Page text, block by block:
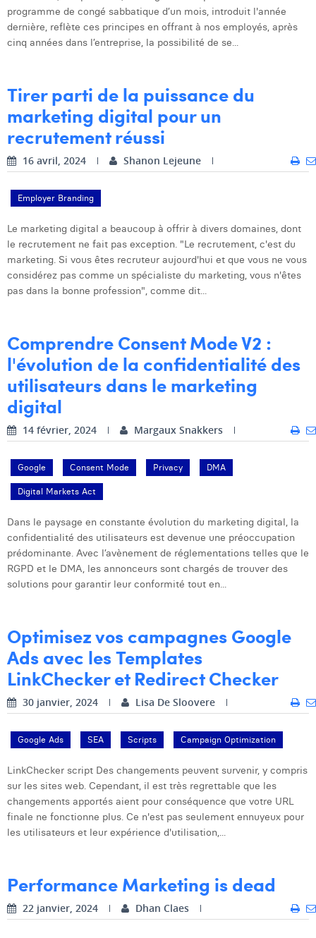
programme de congé sabbatique d’un mois, introduit l'année
dernière, reflète ces principes en offrant à nos employés, après
cinq années dans l’entreprise, la possibilité de se...
Tirer parti de la puissance du
marketing digital pour un
recrutement réussi
16 avril, 2024 Shanon Lejeune
Employer Branding
Le marketing digital a beaucoup à offrir à divers domaines, dont
le recrutement ne fait pas exception. "Le recrutement, c'est du
marketing. Si vous êtes recruteur aujourd'hui et que vous ne vous
considérez pas comme un spécialiste du marketing, vous n'êtes
pas dans la bonne profession", comme dit...
Comprendre Consent Mode V2 :
l'évolution de la confidentialité des
utilisateurs dans le marketing
digital
14 février, 2024 Margaux Snakkers
Google Consent Mode Privacy DMA
Digital Markets Act
Dans le paysage en constante évolution du marketing digital, la
confidentialité des utilisateurs est devenue une préoccupation
prédominante. Avec l’avènement de réglementations telles que le
RGPD et le DMA, les annonceurs sont chargés de trouver des
solutions pour garantir leur conformité tout en...
Optimisez vos campagnes Google
Ads avec les Templates
LinkChecker et Redirect Checker
30 janvier, 2024 Lisa De Sloovere
Google Ads SEA Scripts Campaign Optimization
LinkChecker script Des changements peuvent survenir, y compris
sur les sites web. Cependant, il est très regrettable que les
changements apportés aient pour conséquence que votre URL
finale ne fonctionne plus. Ce n'est pas seulement ennuyeux pour
les utilisateurs et leur expérience d'utilisation,...
Performance Marketing is dead
22 janvier, 2024 Dhan Claes